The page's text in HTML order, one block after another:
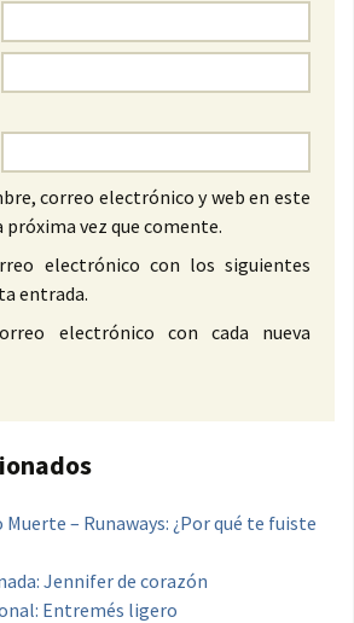
correo electrónico y web en este
próxima vez que comente.
electrónico con los siguientes
entrada.
electrónico con cada nueva
Muerte – Runaways: ¿Por qué te fuiste
Jennifer de corazón
Entremés ligero